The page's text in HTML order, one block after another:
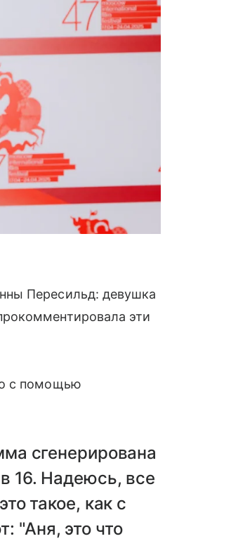
Пересильд: девушка
эти
с помощью
сгенерирована
16. Надеюсь, все
такое, как с
"Аня, это что